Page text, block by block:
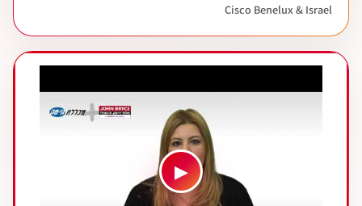
Cisco Benelux & Israel
▶